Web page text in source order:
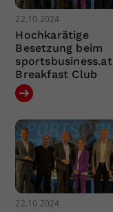
22.10.2024
Hochkarätige
Besetzung beim
sportsbusiness.at
Breakfast Club
22.10.2024